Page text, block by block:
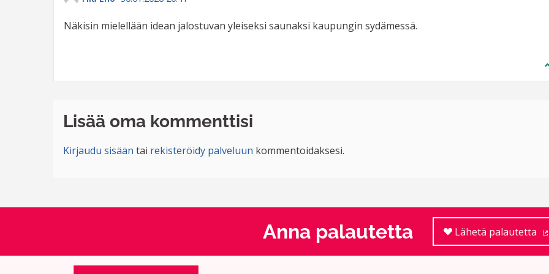
Näkisin mielellään idean jalostuvan yleiseksi saunaksi kaupungin sydämessä.
Lisää oma kommenttisi
Kirjaudu sisään tai rekisteröidy palveluun kommentoidaksesi.
Anna palautetta Lähetä palautetta